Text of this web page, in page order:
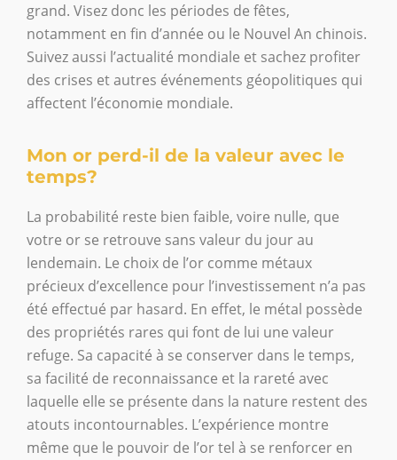
grand. Visez donc les périodes de fêtes,
notamment en fin d’année ou le Nouvel An chinois.
Suivez aussi l’actualité mondiale et sachez profiter
des crises et autres événements géopolitiques qui
affectent l’économie mondiale.
Mon or perd-il de la valeur avec le
temps?
La probabilité reste bien faible, voire nulle, que
votre or se retrouve sans valeur du jour au
lendemain. Le choix de l’or comme métaux
précieux d’excellence pour l’investissement n’a pas
été effectué par hasard. En effet, le métal possède
des propriétés rares qui font de lui une valeur
refuge. Sa capacité à se conserver dans le temps,
sa facilité de reconnaissance et la rareté avec
laquelle elle se présente dans la nature restent des
atouts incontournables. L’expérience montre
même que le pouvoir de l’or tel à se renforcer en